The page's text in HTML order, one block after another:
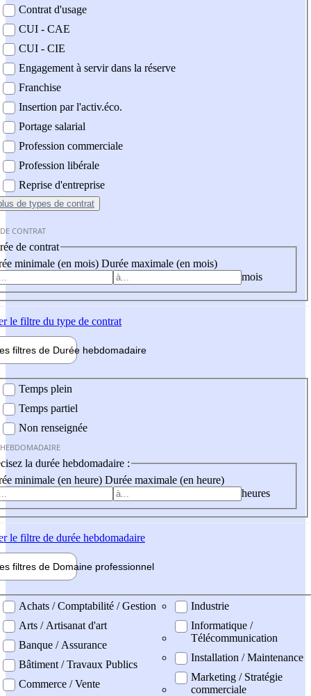
Contrat d'usage
CUI - CAE
CUI - CIE
Engagement à servir dans la réserve
Franchise
Insertion par l'activ.éco.
Portage salarial
Profession commerciale
Profession libérale
Reprise d'entreprise
de types de contrat
CONTRAT
de contrat
minimale (en mois) Durée maximale (en mois)
mois
le filtre du type de contrat
filtres de Durée hebdomadaire
Temps plein
Temps partiel
Non renseignée
la durée hebdomadaire :
minimale (en heure) Durée maximale (en heure)
heures
le filtre de durée hebdomadaire
filtres de Domaine professionnel
professionel
Achats / Comptabilité / Gestion
Arts / Artisanat d'art
Banque / Assurance
Bâtiment / Travaux Publics
Commerce / Vente
Industrie
Informatique /
Télécommunication
Installation / Maintenance
Marketing / Stratégie
commerciale